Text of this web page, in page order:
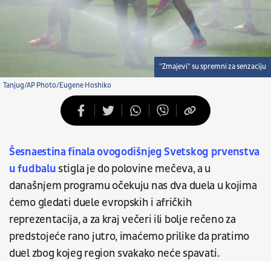
Tanjug/AP Photo/Eugene Hoshiko
"Zmajevi" su spremni za senzaciju
Šesnaestina finala ovogodišnjeg Svetskog prvenstva
u fudbalu stigla je do polovine mečeva, a u
današnjem programu očekuju nas dva duela u kojima
ćemo gledati duele evropskih i afričkih
reprezentacija, a za kraj večeri ili bolje rečeno za
predstojeće rano jutro, imaćemo prilike da pratimo
duel zbog kojeg region svakako neće spavati.